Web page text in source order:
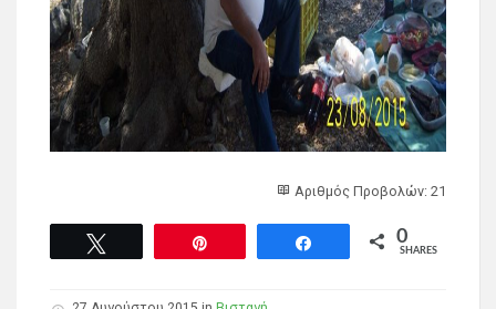
Αριθμός Προβολών: 21
0
SHARES